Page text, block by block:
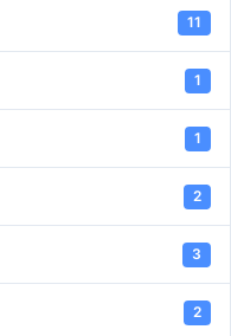
11
1
1
2
3
2